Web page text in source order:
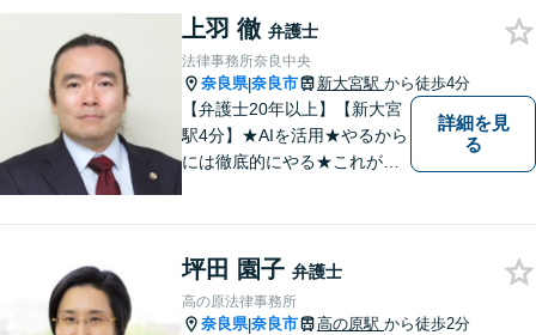
上羽 徹 弁護士
法律事務所奈良中央
奈良県|奈良市 新大宮駅 から徒歩4分
【弁護士20年以上】【新大宮
駅4分】★AIを活用★やるから
には徹底的にやる★これが私
も惜しみません！「不安を安
心に」丁寧にサポートしま
す。お気軽にご相談ください
詳細を見
る
坪田 園子 弁護士
高の原法律事務所
奈良県|奈良市 高の原駅 から徒歩2分